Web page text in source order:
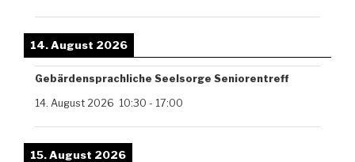
14. August 2026
Gebärdensprachliche Seelsorge Seniorentreff
14. August 2026 10:30 - 17:00
15. August 2026